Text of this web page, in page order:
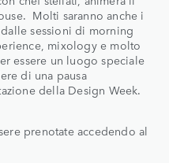
Molti saranno anche i
sessioni di morning
mixology e molto
essere un luogo speciale
di una pausa
della Design Week.
prenotate accedendo al